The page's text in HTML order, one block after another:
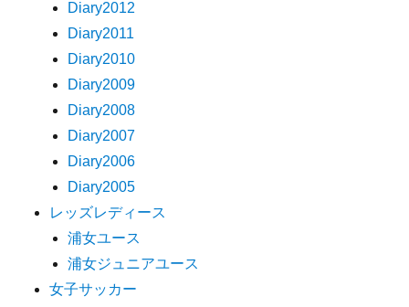
Diary2012
Diary2011
Diary2010
Diary2009
Diary2008
Diary2007
Diary2006
Diary2005
レッズレディース
浦女ユース
浦女ジュニアユース
女子サッカー